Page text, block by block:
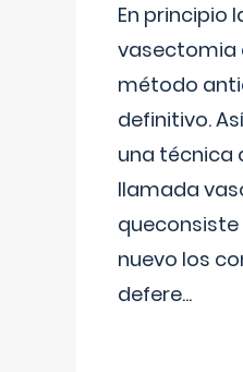
En principio
vasectomia
método
definitivo.
una técnica
llamada
queconsiste
nuevo los
defere...